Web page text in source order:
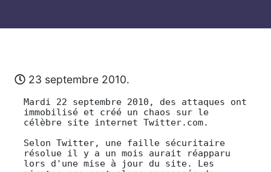
23 septembre 2010.
Mardi 22 septembre 2010, des attaques ont
immobilisé et créé un chaos sur le
célèbre site internet Twitter.com.
Selon Twitter, une faille sécuritaire
résolue il y a un mois aurait réapparu
lors d'une mise à jour du site. Les